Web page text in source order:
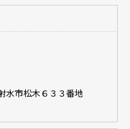
水市松木６３３番地